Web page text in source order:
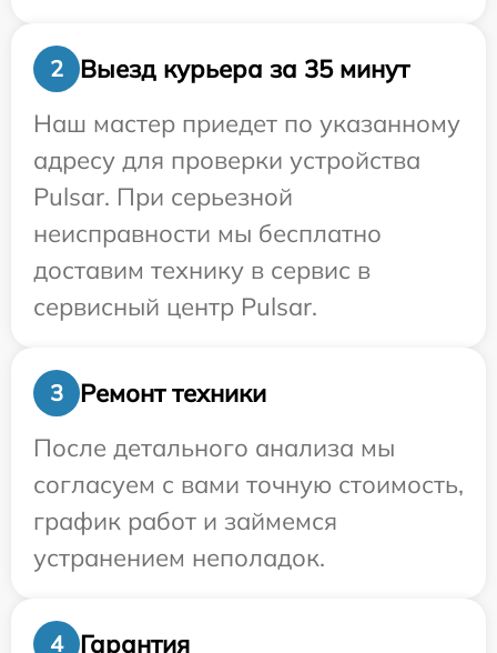
2
Выезд курьера за 35 минут
Наш мастер приедет по указанному
адресу для проверки устройства
Pulsar. При серьезной
неисправности мы бесплатно
доставим технику в сервис в
сервисный центр Pulsar.
3
Ремонт техники
После детального анализа мы
согласуем с вами точную стоимость,
график работ и займемся
устранением неполадок.
4 Гарантия